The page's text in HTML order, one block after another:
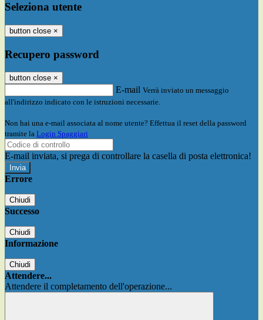
Seleziona utente
button close ×
Recupero password
button close ×
E-mail Verrà inviato un messaggio
all'indirizzo indicato con le istruzioni necessarie.
Non hai una e-mail associata al nome utente? Effettua il reset della password
tramite la Login Spaggiari
E-mail inviata, si prega di controllare la casella di posta elettronica!
Errore
Chiudi
Successo
Chiudi
Informazione
Chiudi
Attendere...
Attendere il completamento dell'operazione...